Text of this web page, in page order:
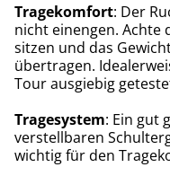
Tragekomfort: Der
nicht einengen. Achte
sitzen und das
übertragen.
Tour ausgiebig
Tragesystem: Ein gut
verstellbaren
wichtig für den